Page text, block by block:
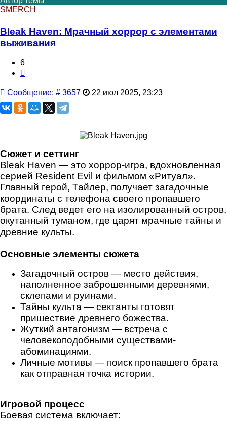
SMERCH
Bleak Haven: Мрачный хоррор с элементами
выживания
6
Сообщение: # 3657Сообщение
22 июл 2025, 23:23
Сюжет и сеттинг
Bleak Haven — это хоррор-игра, вдохновленная
серией Resident Evil и фильмом «Ритуал».
Главный герой, Тайлер, получает загадочные
координаты с телефона своего пропавшего
брата. След ведет его на изолированный остров,
окутанный туманом, где царят мрачные тайны и
древние культы.
Основные элементы сюжета
Загадочный остров — место действия,
наполненное заброшенными деревнями,
склепами и руинами.
Тайны культа — сектанты готовят
пришествие древнего божества.
Жуткий антагонизм — встреча с
человекоподобными существами-
абоминациями.
Личные мотивы — поиск пропавшего брата
как отправная точка истории.
Игровой процесс
Боевая система включает: